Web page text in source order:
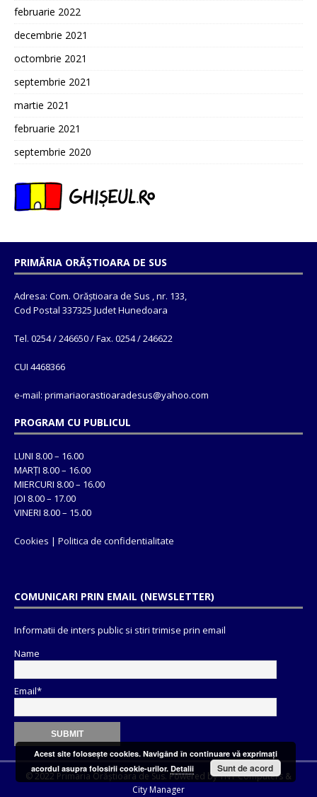
februarie 2022
decembrie 2021
octombrie 2021
septembrie 2021
martie 2021
februarie 2021
septembrie 2020
PRIMĂRIA ORĂȘTIOARA DE SUS
Adresa: Com. Orăștioara de Sus , nr. 133,
Cod Postal 337325 Judet Hunedoara
Tel. 0254 / 246650 / Fax. 0254 / 246622
CUI 4468366
e-mail: primariaorastioaradesus@yahoo.com
PROGRAM CU PUBLICUL
LUNI 8.00 – 16.00
MARȚI 8.00 – 16.00
MIERCURI 8.00 – 16.00
JOI 8.00 – 17.00
VINERI 8.00 – 15.00
Cookies | Politica de confidentialitate
COMUNICARI PRIN EMAIL (NEWSLETTER)
Informatii de inters public si stiri trimise prin email
Name
Email*
© 2022 Primaria Orăștioara de Sus. Powered byTNT Computers &
City Manager
Acest site foloseşte cookies. Navigând în continuare vă exprimaţi
acordul asupra folosirii cookie-urilor. Detalii Sunt de acord